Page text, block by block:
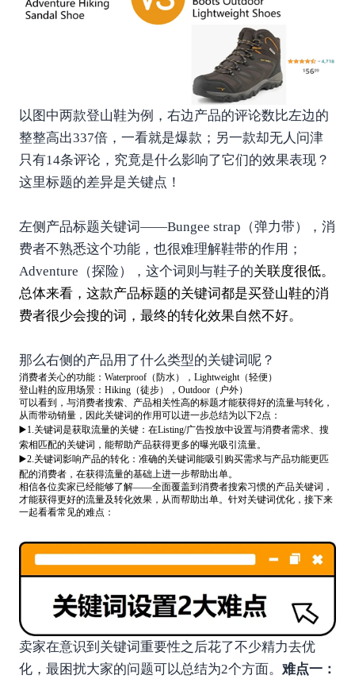
以图中两款登山鞋为例，右边产品的评论数比左边的
整整高出337倍，一看就是爆款；另一款却无人问津
只有14条评论，究竟是什么影响了它们的效果表现？
这里标题的差异是关键点！
左侧产品标题关键词——Bungee strap（弹力带），消
费者不熟悉这个功能，也很难理解鞋带的作用；
Adventure（探险），这个词则与鞋子的关联度很低。
总体来看，这款产品标题的关键词都是买登山鞋的消
费者很少会搜的词，最终的转化效果自然不好。
那么右侧的产品用了什么类型的关键词呢？
消费者关心的功能：Waterproof（防水），Lightweight（轻便）
登山鞋的应用场景：Hiking（徒步），Outdoor（户外）
可以看到，与消费者搜索、产品相关性高的标题才能获得好的流量与转化，
从而带动销量，因此关键词的作用可以进一步总结为以下2点：
▶️1.关键词是获取流量的关键：在Listing/广告投放中设置与消费者需求、搜
索相匹配的关键词，能帮助产品获得更多的曝光吸引流量。
▶️2.关键词影响产品的转化：准确的关键词能吸引购买需求与产品功能更匹
配的消费者，在获得流量的基础上进一步帮助出单。
相信各位卖家已经能够了解——全面覆盖到消费者搜索习惯的产品关键词，
才能获得更好的流量及转化效果，从而帮助出单。针对关键词优化，接下来
一起看看常见的难点：
卖家在意识到关键词重要性之后花了不少精力去优
化，最困扰大家的问题可以总结为2个方面。 难点一：